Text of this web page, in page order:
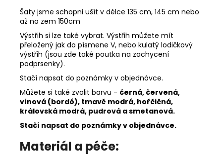
Šaty jsme schopni ušít v délce 135 cm, 145 cm nebo
až na zem 150cm
Výstřih si lze také vybrat. Výstřih můžete mít
přeložený jak do písmene V, nebo kulatý lodičkový
výstřih (jsou zde také poutka na zachycení
podprsenky).
Stačí napsat do poznámky v objednávce.
Můžete si také zvolit barvu - černá, červená,
vínová (bordó), tmavě modrá, hořčičná,
královská modrá, pudrová a smetanová.
Stačí napsat do poznámky v objednávce.
Materiál a péče: